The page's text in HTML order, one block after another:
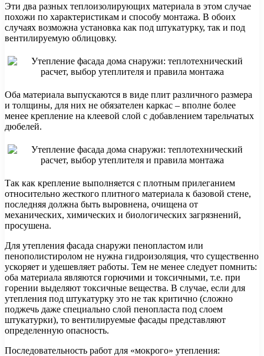
Эти два разных теплоизолирующих материала в этом случае
похожи по характеристикам и способу монтажа. В обоих
случаях возможна установка как под штукатурку, так и под
вентилируемую облицовку.
Оба материала выпускаются в виде плит различного размера
и толщины, для них не обязателен каркас – вполне более
менее крепление на клеевой слой с добавлением тарельчатых
дюбелей.
Так как крепление выполняется с плотным прилеганием
относительно жесткого плитного материала к базовой стене,
последняя должна быть выровнена, очищена от
механических, химических и биологических загрязнений,
просушена.
Для утепления фасада снаружи пенопластом или
пенополистиролом не нужна гидроизоляция, что существенно
ускоряет и удешевляет работы. Тем не менее следует помнить:
оба материала являются горючими и токсичными, т.е. при
горении выделяют токсичные вещества. В случае, если для
утепления под штукатурку это не так критично (сложно
поджечь даже специально слой пенопласта под слоем
штукатурки), то вентилируемые фасады представляют
определенную опасность.
Последовательность работ для «мокрого» утепления: